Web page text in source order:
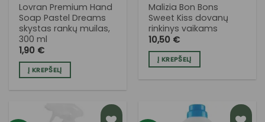
Lovran Premium Hand
Soap Pastel Dreams
skystas rankų muilas,
300 ml
1,90 €
Į KREPŠELĮ
Malizia Bon Bons
Sweet Kiss dovanų
rinkinys vaikams
10,50 €
Į KREPŠELĮ